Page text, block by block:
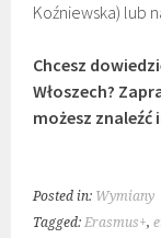
Koźniewska) lub
Chcesz
Włoszech?
możesz znaleźć
Posted in: Wymiany
Tagged:Erasmus+,